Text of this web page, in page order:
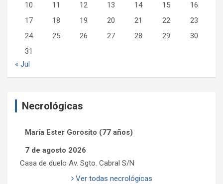
10
11 12 13 14 15
16
17
18 19 20 21 22
23
24
25 26 27 28 29
30
31
« Jul
Necrológicas
María Ester Gorosito (77 años)
7 de agosto 2026
Casa de duelo Av. Sgto. Cabral S/N
Ver todas necrológicas